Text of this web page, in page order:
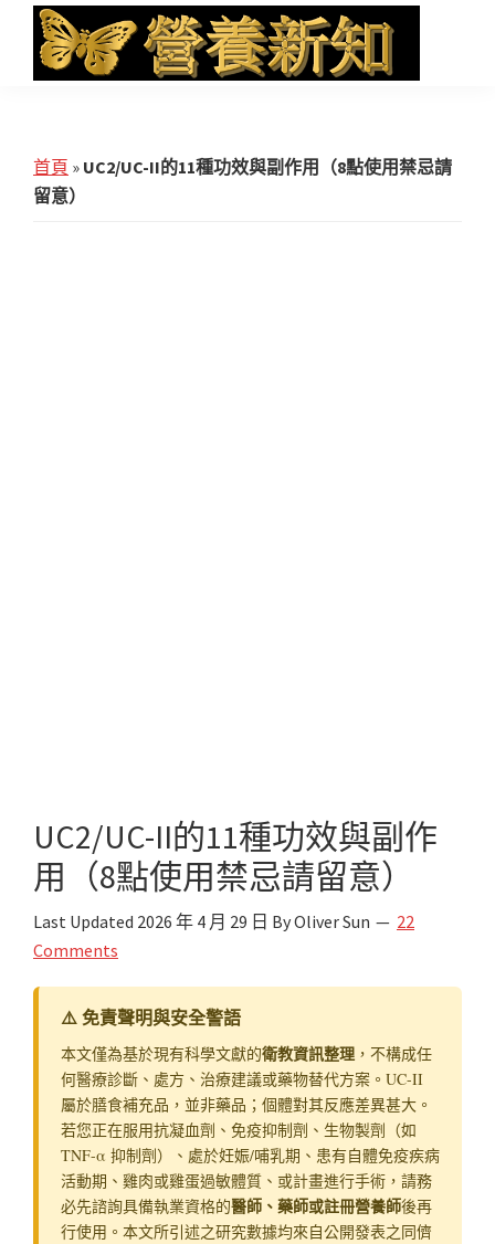
main
primary
footer
知
and
iHerb
首頁 » UC2/UC-II的11種功效與副作用（8點使用禁忌請
留意）
UC2/UC-II的11種功效與副作
用（8點使用禁忌請留意）
Last Updated 2026 年 4 月 29 日 ByOliver Sun
22
Comments
⚠️ 免責聲明與安全警語
本文僅為基於現有科學文獻的衛教資訊整理 ，不構成任
何醫療診斷、處方、治療建議或藥物替代方案。UC-II
屬於膳食補充品，並非藥品；個體對其反應差異甚大。
若您正在服用抗凝血劑、免疫抑制劑、生物製劑（如
TNF-α 抑制劑）、處於妊娠/哺乳期、患有自體免疫疾病
活動期、雞肉或雞蛋過敏體質、或計畫進行手術，請務
必先諮詢具備執業資格的醫師、藥師或註冊營養師後再
行使用。本文所引述之研究數據均來自公開發表之同儕